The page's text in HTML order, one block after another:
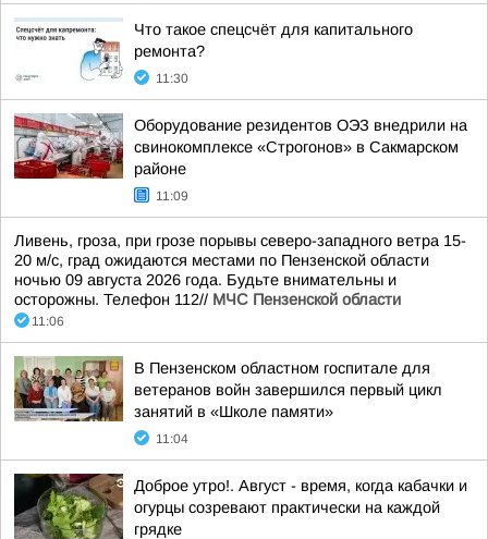
Что такое спецсчёт для капитального
ремонта?
11:30
Оборудование резидентов ОЭЗ внедрили на
свинокомплексе «Строгонов» в Сакмарском
районе
11:09
Ливень, гроза, при грозе порывы северо-западного ветра 15-
20 м/с, град ожидаются местами по Пензенской области
ночью 09 августа 2026 года. Будьте внимательны и
осторожны. Телефон 112// МЧС Пензенской области
11:06
В Пензенском областном госпитале для
ветеранов войн завершился первый цикл
занятий в «Школе памяти»
11:04
Доброе утро!. Август - время, когда кабачки и
огурцы созревают практически на каждой
грядке